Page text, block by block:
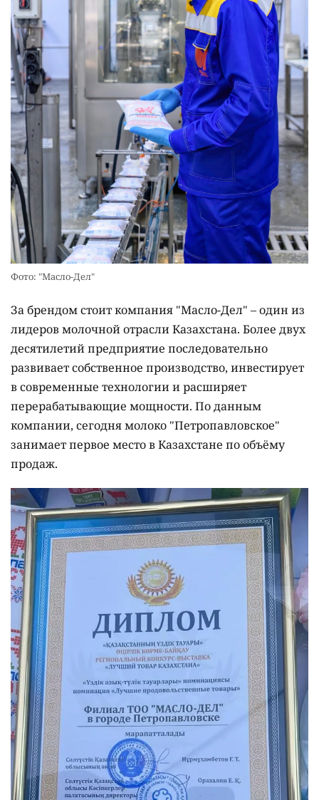
Фото: "Масло-Дел"
За брендом стоит компания "Масло-Дел" – один из
лидеров молочной отрасли Казахстана. Более двух
десятилетий предприятие последовательно
развивает собственное производство, инвестирует
в современные технологии и расширяет
перерабатывающие мощности. По данным
компании, сегодня молоко "Петропавловское"
занимает первое место в Казахстане по объёму
продаж.